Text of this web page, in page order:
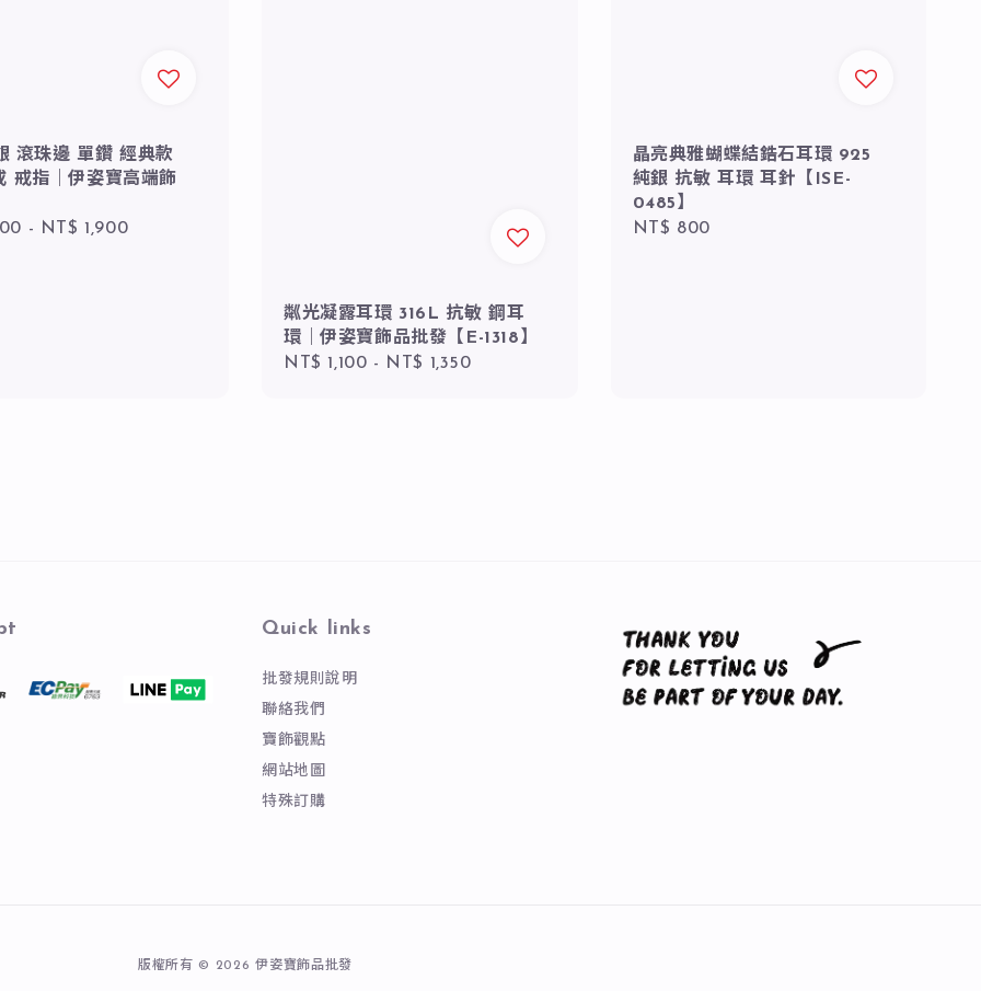
滾珠邊 單鑽 經典款
戒指｜伊姿寶高端飾
- NT$ 1,900
粼光凝露耳環 316L 抗敏 鋼耳
環｜伊姿寶飾品批發【E-1318】
Regular
NT$ 1,100 - NT$ 1,350
晶亮典雅蝴蝶結鋯石耳環 925
純銀 抗敏 耳環 耳針【ISE-
0485】
Regular
NT$ 800
Quick links
批發規則說明
聯絡我們
寶飾觀點
網站地圖
特殊訂購
版權所有 © 2026 伊姿寶飾品批發